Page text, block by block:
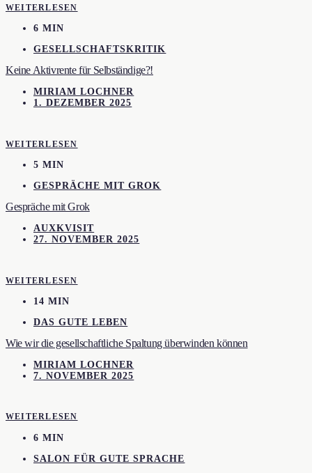
WEITERLESEN
6 MIN
GESELLSCHAFTSKRITIK
Keine Aktivrente für Selbständige?!
MIRIAM LOCHNER
1. DEZEMBER 2025
WEITERLESEN
5 MIN
GESPRÄCHE MIT GROK
Gespräche mit Grok
AUXKVISIT
27. NOVEMBER 2025
WEITERLESEN
14 MIN
DAS GUTE LEBEN
Wie wir die gesellschaftliche Spaltung überwinden können
MIRIAM LOCHNER
7. NOVEMBER 2025
WEITERLESEN
6 MIN
SALON FÜR GUTE SPRACHE